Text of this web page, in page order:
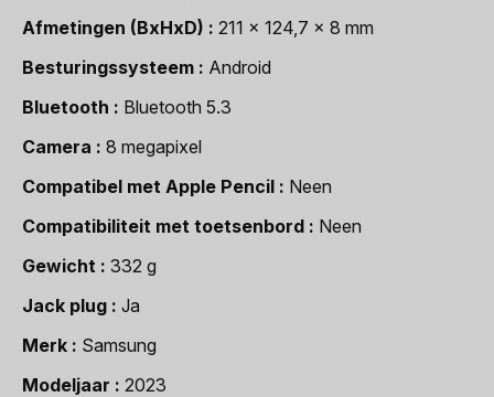
Afmetingen (BxHxD)
211 x 124,7 x 8 mm
Besturingssysteem
Android
Bluetooth
Bluetooth 5.3
Camera
8 megapixel
Compatibel met Apple Pencil
Neen
Compatibiliteit met toetsenbord
Neen
Gewicht
332 g
Jack plug
Ja
Merk
Samsung
Modeljaar
2023